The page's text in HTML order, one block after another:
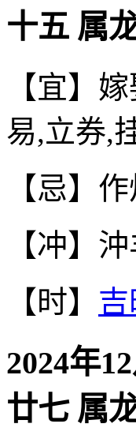
十五 属
【宜】
易,立券,
【忌】
【冲】
【时】
2024年
廿七 属